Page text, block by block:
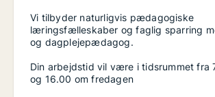
Vi tilbyder naturligvis pædagogiske
læringsfælleskaber og faglig sparring
og dagplejepædagog.
Din arbejdstid vil være i tidsrummet fra
og 16.00 om fredagen